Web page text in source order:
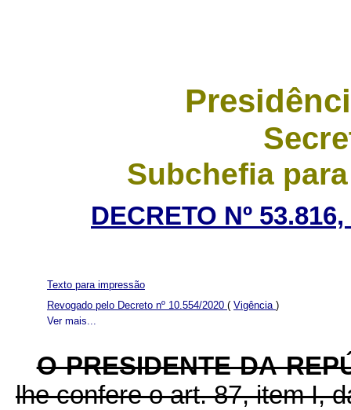
Subchefia
DECRETO Nº
Ver mais...
Texto para impressão
Revogado pelo Decreto nº 10.554/2020 ( Vigência )
O PRESIDENTE DA
lhe confere o art. 87, item I,